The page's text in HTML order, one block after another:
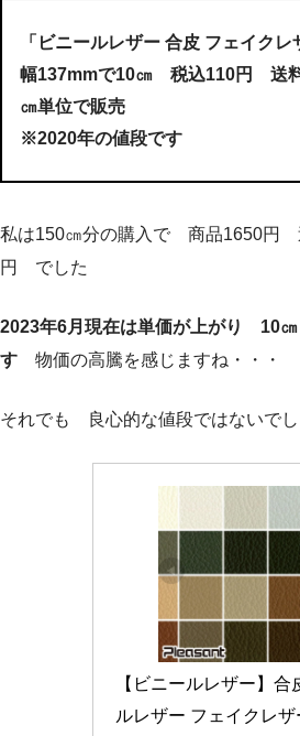
「ビニールレザー 合皮 フェイクレ
幅137mmで10㎝ 税込110円 送
㎝単位で販売
※2020年の値段です
私は150㎝分の購入で 商品1650円
円 でした
2023年6月現在は単価が上がり 10
す 物価の高騰を感じますね・・・
それでも 良心的な値段ではないで
【ビニールレザー】合
ルレザー フェイクレ